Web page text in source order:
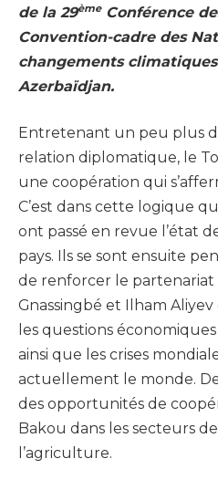
de la 29èmeConférence
Convention-cadre des
changements climatiques
Azerbaïdjan.
Entretenant un peu plus
relation diplomatique, le
une coopération qui
C’est dans cette logique
ont passé en revue l’état
pays. Ils se sont ensuite
de renforcer le partenariat
Gnassingbé et Ilham
les questions
ainsi que les crises
actuellement le monde.
des opportunités de
Bakou dans les secteurs
l’agriculture.